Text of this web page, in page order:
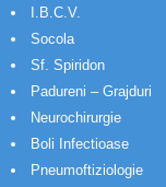
I.B.C.V.
Socola
Sf. Spiridon
Padureni – Grajduri
Neurochirurgie
Boli Infectioase
Pneumoftiziologie